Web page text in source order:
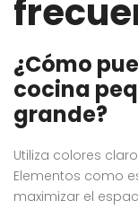
¿Cómo
cocina
grande?
Utiliza colores
Elementos como
maximizar el